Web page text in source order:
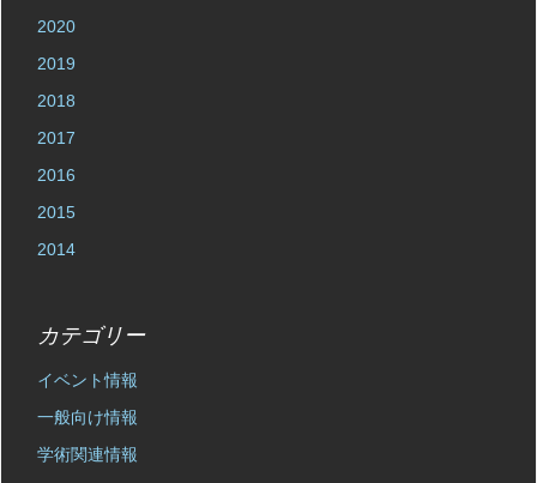
2020
2019
2018
2017
2016
2015
2014
カテゴリー
イベント情報
一般向け情報
学術関連情報